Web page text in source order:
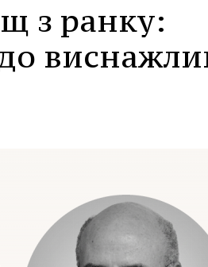
з ранку: